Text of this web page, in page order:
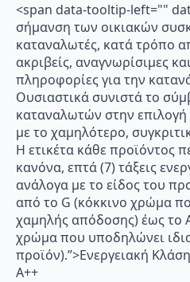
<span data-tooltip-left=""
σήμανση των οικιακών
καταναλωτές, κατά τρόπο
ακριβείς, αναγνωρίσιμες
πληροφορίες για την
Ουσιαστικά συνιστά το
καταναλωτών στην επιλογή
με το χαμηλότερο,
Η ετικέτα κάθε προϊόντος
κανόνα, επτά (7) τάξεις
ανάλογα με το είδος του
από το G (κόκκινο χρώμα
χαμηλής απόδοσης) έως το
χρώμα που υποδηλώνει
προϊόν).”>Ενεργειακή
A++